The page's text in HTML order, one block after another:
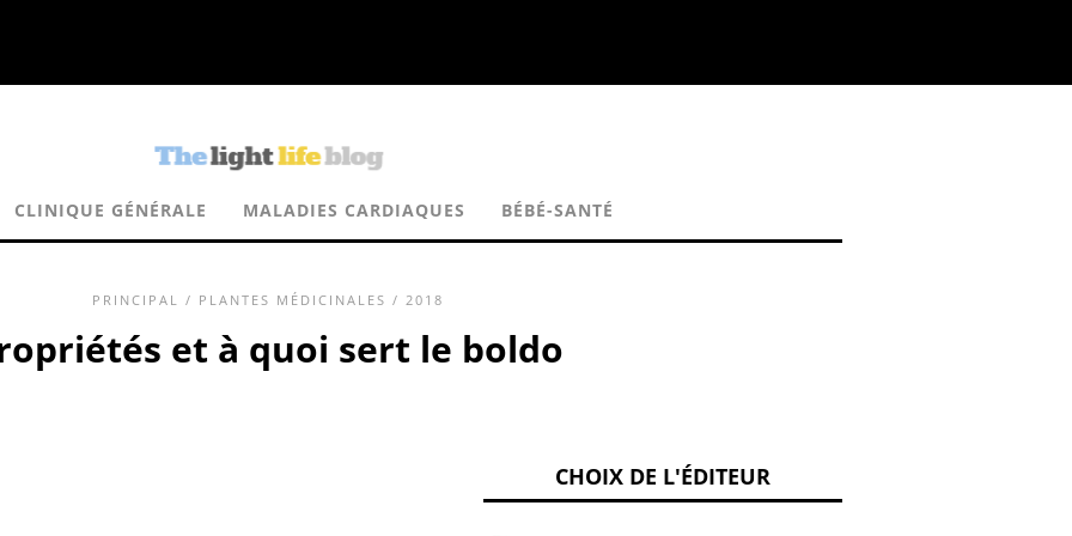
CLINIQUE GÉNÉRALE MALADIES CARDIAQUES BÉBÉ-SANTÉ
PRINCIPAL / PLANTES MÉDICINALES / 2018
et à quoi sert le boldo
CHOIX DE L'ÉDITEUR